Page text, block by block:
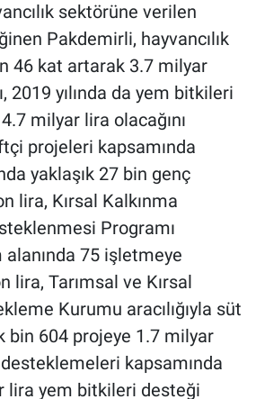
sektörüne verilen
Pakdemirli, hayvancılık
46 kat artarak 3.7 milyar
2019 yılında da yem bitkileri
milyar lira olacağını
projeleri kapsamında
yaklaşık 27 bin genç
lira, Kırsal Kalkınma
Programı
75 işletmeye
lira, Tarımsal ve Kırsal
Kurumu aracılığıyla süt
bin 604 projeye 1.7 milyar
kapsamında
lira yem bitkileri desteği